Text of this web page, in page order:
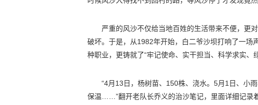
严重的风沙不仅给当地百姓的生活带来不便，更
破坏。于是，从1982年开始，白二爷沙坝打响了一场
种职业，更铸就了“牢记使命、实干担当、科学求实、
“4月13日，杨树苗、150株、浇水。5月1日、小
保温……”翻开老队长乔义的治沙笔记，里面详细记录